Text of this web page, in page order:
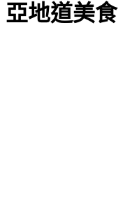
亞地道美食